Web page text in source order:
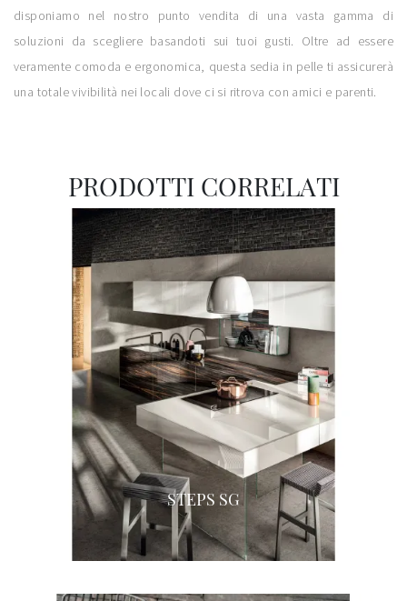
disponiamo nel nostro punto vendita di una vasta gamma di
soluzioni da scegliere basandoti sui tuoi gusti. Oltre ad essere
veramente comoda e ergonomica, questa sedia in pelle ti assicurerà
una totale vivibilità nei locali dove ci si ritrova con amici e parenti.
PRODOTTI CORRELATI
STEPS SG